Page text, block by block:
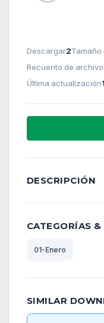
Descargar2
Recuento de
Última actualización
DESCRIPCIÓN
CATEGORÍAS
01-Enero
SIMILAR